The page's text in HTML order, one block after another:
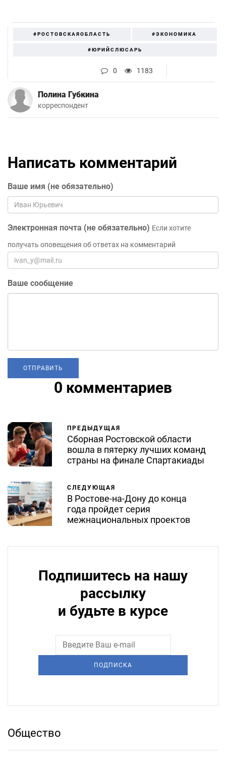
#РОСТОВСКАЯОБЛАСТЬ #ЭКОНОМИКА
#ЮРИЙСЛЮСАРЬ
0 1183
Полина Губкина
корреспондент
Написать комментарий
Ваше имя (не обязательно)
Электронная почта (не обязательно) Если хотите
получать оповещения об ответах на комментарий
Ваше сообщение
0 комментариев
ПРЕДЫДУЩАЯ
Сборная Ростовской области
вошла в пятерку лучших команд
страны на финале Спартакиады
СЛЕДУЮЩАЯ
В Ростове-на-Дону до конца
года пройдет серия
межнациональных проектов
Подпишитесь на нашу
рассылку
и будьте в курсе
ПОДПИСКА
Общество